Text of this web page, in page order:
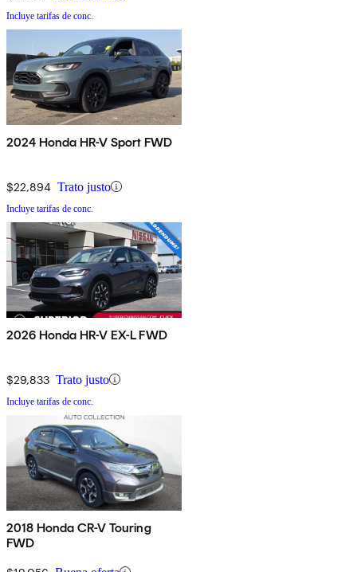
Incluye tarifas de conc.
2024 Honda HR-V Sport FWD
$22,894 Trato justo
Incluye tarifas de conc.
2026 Honda HR-V EX-L FWD
$29,833 Trato justo
Incluye tarifas de conc.
2018 Honda CR-V Touring
FWD